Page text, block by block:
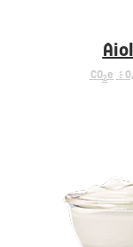
CO2e <